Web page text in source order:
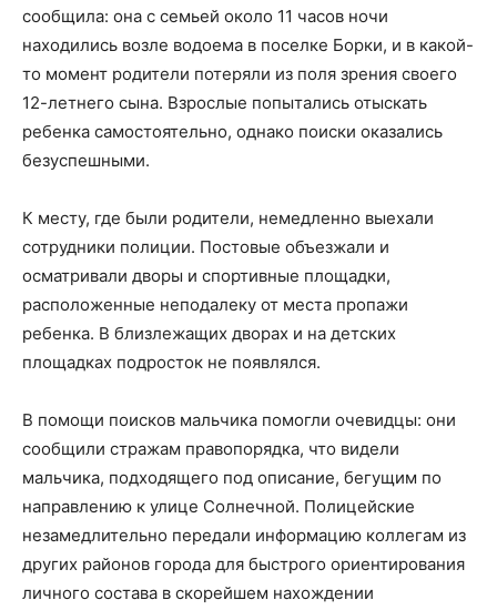
сообщила: она с семьей около 11 часов ночи
находились возле водоема в поселке Борки, и в какой-
то момент родители потеряли из поля зрения своего
12-летнего сына. Взрослые попытались отыскать
ребенка самостоятельно, однако поиски оказались
безуспешными.
К месту, где были родители, немедленно выехали
сотрудники полиции. Постовые объезжали и
осматривали дворы и спортивные площадки,
расположенные неподалеку от места пропажи
ребенка. В близлежащих дворах и на детских
площадках подросток не появлялся.
В помощи поисков мальчика помогли очевидцы: они
сообщили стражам правопорядка, что видели
мальчика, подходящего под описание, бегущим по
направлению к улице Солнечной. Полицейские
незамедлительно передали информацию коллегам из
других районов города для быстрого ориентирования
личного состава в скорейшем нахождении